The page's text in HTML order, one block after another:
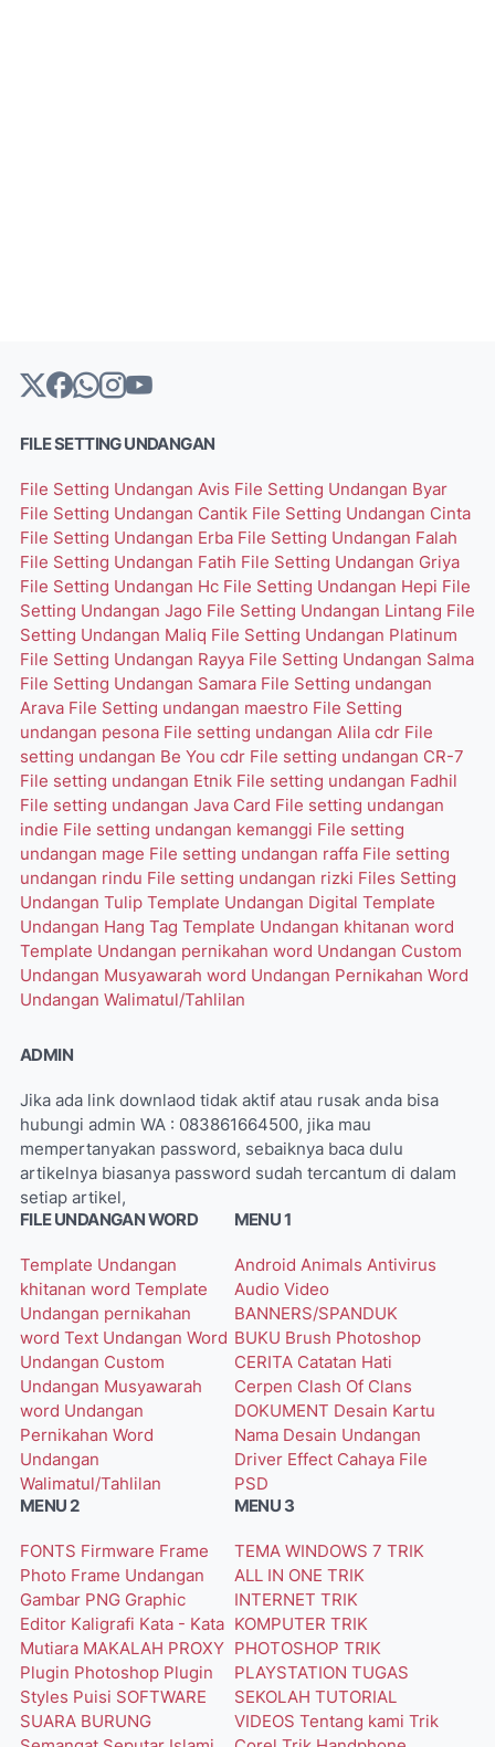
FILE SETTING UNDANGAN
File Setting Undangan Avis File Setting Undangan Byar
File Setting Undangan Cantik File Setting Undangan Cinta
File Setting Undangan Erba File Setting Undangan Falah
File Setting Undangan Fatih File Setting Undangan Griya
File Setting Undangan Hc File Setting Undangan Hepi File
Setting Undangan Jago File Setting Undangan Lintang File
Setting Undangan Maliq File Setting Undangan Platinum
File Setting Undangan Rayya File Setting Undangan Salma
File Setting Undangan Samara File Setting undangan
Arava File Setting undangan maestro File Setting
undangan pesona File setting undangan Alila cdr File
setting undangan Be You cdr File setting undangan CR-7
File setting undangan Etnik File setting undangan Fadhil
File setting undangan Java Card File setting undangan
indie File setting undangan kemanggi File setting
undangan mage File setting undangan raffa File setting
undangan rindu File setting undangan rizki Files Setting
Undangan Tulip Template Undangan Digital Template
Undangan Hang Tag Template Undangan khitanan word
Template Undangan pernikahan word Undangan Custom
Undangan Musyawarah word Undangan Pernikahan Word
Undangan Walimatul/Tahlilan
ADMIN
Jika ada link downlaod tidak aktif atau rusak anda bisa
hubungi admin WA : 083861664500, jika mau
mempertanyakan password, sebaiknya baca dulu
artikelnya biasanya password sudah tercantum di dalam
setiap artikel,
FILE UNDANGAN WORD
Template Undangan
khitanan word Template
Undangan pernikahan
word Text Undangan Word
Undangan Custom
Undangan Musyawarah
word Undangan
Pernikahan Word
Undangan
Walimatul/Tahlilan
MENU 1
Android Animals Antivirus
Audio Video
BANNERS/SPANDUK
BUKU Brush Photoshop
CERITA Catatan Hati
Cerpen Clash Of Clans
DOKUMENT Desain Kartu
Nama Desain Undangan
Driver Effect Cahaya File
PSD
MENU 2
FONTS Firmware Frame
Photo Frame Undangan
Gambar PNG Graphic
Editor Kaligrafi Kata - Kata
Mutiara MAKALAH PROXY
Plugin Photoshop Plugin
Styles Puisi SOFTWARE
SUARA BURUNG
MENU 3
TEMA WINDOWS 7 TRIK
ALL IN ONE TRIK
INTERNET TRIK
KOMPUTER TRIK
PHOTOSHOP TRIK
PLAYSTATION TUGAS
SEKOLAH TUTORIAL
VIDEOS Tentang kami Trik